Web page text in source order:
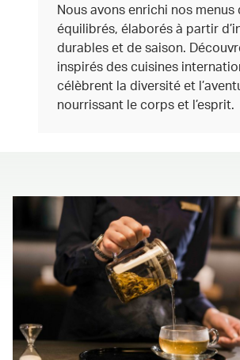
Nous avons enrichi nos menus
équilibrés, élaborés à partir
durables et de saison.
inspirés des cuisines
célèbrent la diversité et
nourrissant le corps et l’esprit.